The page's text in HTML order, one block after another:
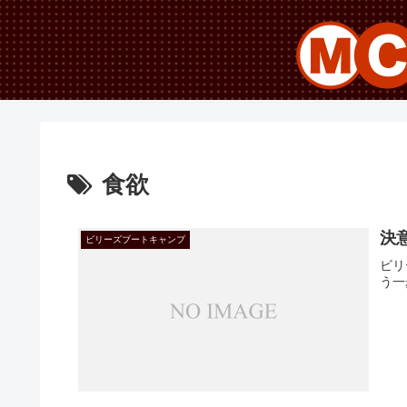
食欲
ビリーズブートキャンプ 決
ビ
う